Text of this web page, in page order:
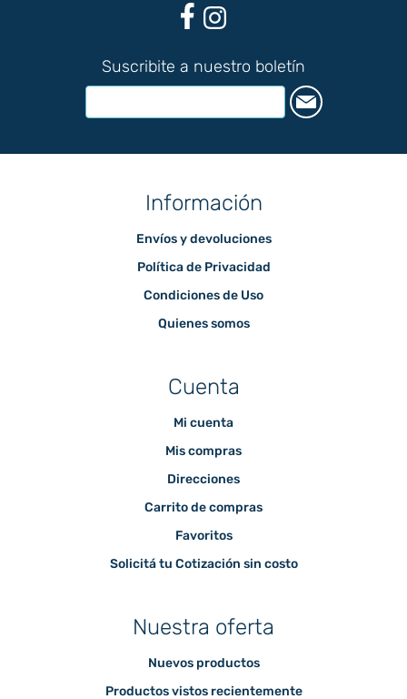
Suscribite a nuestro boletín
Información
Envíos y devoluciones
Política de Privacidad
Condiciones de Uso
Quienes somos
Cuenta
Mi cuenta
Mis compras
Direcciones
Carrito de compras
Favoritos
Solicitá tu Cotización sin costo
Nuestra oferta
Nuevos productos
Productos vistos recientemente